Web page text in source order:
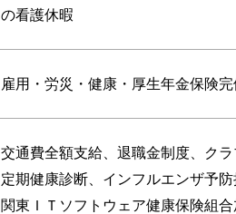
の看護休暇
雇用・労災・健康・厚生年金保険完
交通費全額支給、退職金制度、ク
定期健康診断、インフルエンザ予
関東ＩＴソフトウェア健康保険組合